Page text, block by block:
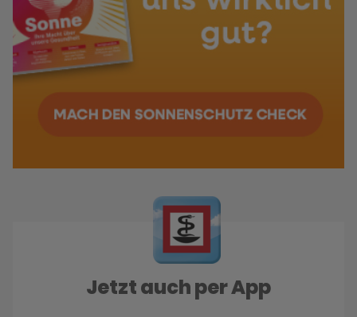
Jetzt auch per App